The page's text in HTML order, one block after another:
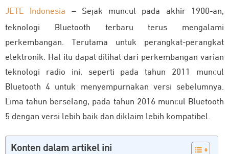
JETE Indonesia – Sejak muncul pada akhir 1900-an,
teknologi Bluetooth terbaru terus mengalami
perkembangan. Terutama untuk perangkat-perangkat
elektronik. Hal itu dapat dilihat dari perkembangan varian
teknologi radio ini, seperti pada tahun 2011 muncul
Bluetooth 4 untuk menyempurnakan versi sebelumnya.
Lima tahun berselang, pada tahun 2016 muncul Bluetooth
5 dengan versi lebih baik dan diklaim lebih kompatibel.
Konten dalam artikel ini